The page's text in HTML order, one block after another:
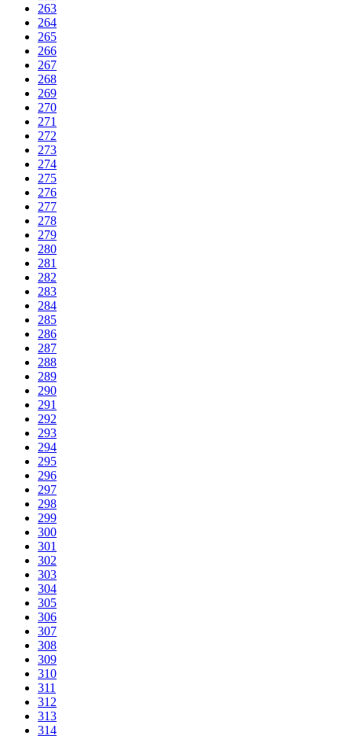
263
264
265
266
267
268
269
270
271
272
273
274
275
276
277
278
279
280
281
282
283
284
285
286
287
288
289
290
291
292
293
294
295
296
297
298
299
300
301
302
303
304
305
306
307
308
309
310
311
312
313
314